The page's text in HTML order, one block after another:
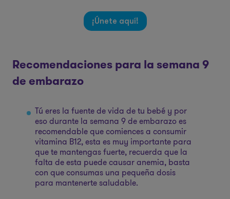
¡Únete aquí!
Recomendaciones para la semana 9
de embarazo
Tú eres la fuente de vida de tu bebé y por
eso durante la semana 9 de embarazo es
recomendable que comiences a consumir
vitamina B12, esta es muy importante para
que te mantengas fuerte, recuerda que la
falta de esta puede causar anemia, basta
con que consumas una pequeña dosis
para mantenerte saludable.